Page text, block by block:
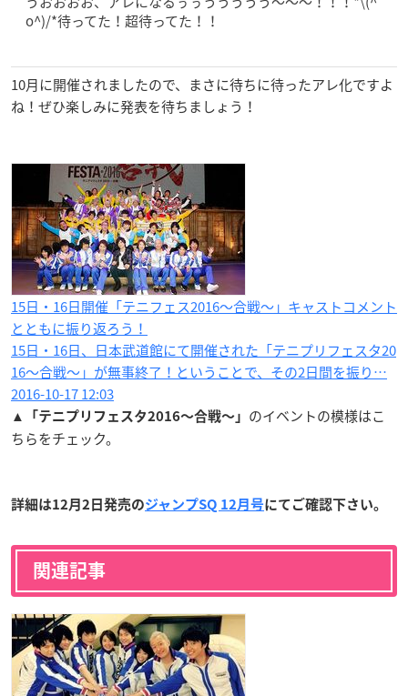
o^)/*待ってた！超待ってた！！
10月に開催されましたので、まさに待ちに待ったアレ化ですよ
ね！ぜひ楽しみに発表を待ちましょう！
15日・16日開催「テニフェス2016〜合戦〜」キャストコメント
とともに振り返ろう！
15日・16日、日本武道館にて開催された「テニプリフェスタ20
16〜合戦〜」が無事終了！ということで、その2日間を振り…
2016-10-17 12:03
▲
「テニプリフェスタ2016〜合戦〜」 のイベントの模様はこ
ちらをチェック。
詳細は12月2日発売のジャンプSQ 12月号にてご確認下さい。
関連記事